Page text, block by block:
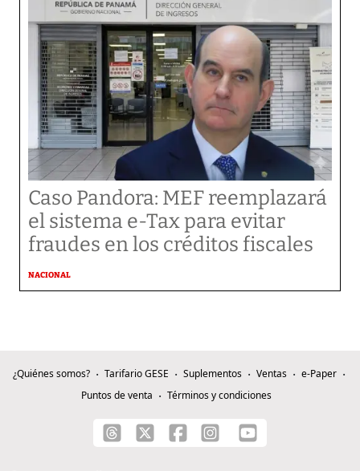
Caso Pandora: MEF reemplazará
el sistema e-Tax para evitar
fraudes en los créditos fiscales
NACIONAL
¿Quiénes somos? Tarifario GESE Suplementos Ventas
e-Paper
Puntos de venta
Términos y condiciones